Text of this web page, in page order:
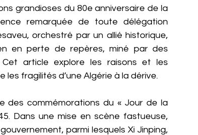
grandioses du 80e anniversaire de la
remarquée de toute délégation
orchestré par un allié historique,
en perte de repères, miné par des
article explore les raisons et les
fragilités d’une Algérie à la dérive.
des commémorations du « Jour de la
Dans une mise en scène fastueuse,
parmi lesquels Xi Jinping,